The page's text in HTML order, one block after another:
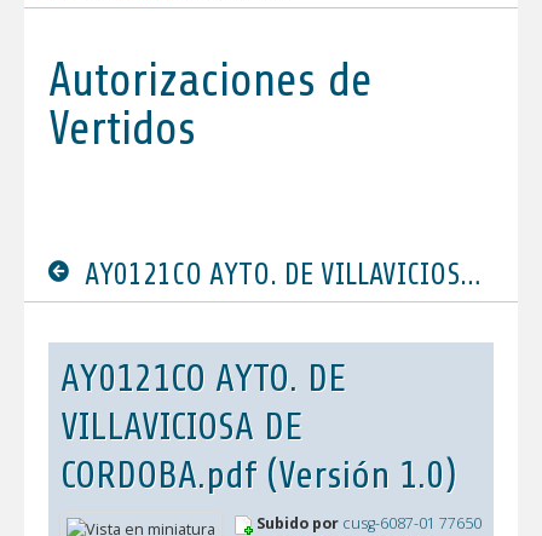
Autorizaciones de
Vertidos
AY0121CO AYTO. DE VILLAVICIOSA DE CORDOBA.pdf
AY0121CO AYTO. DE
VILLAVICIOSA DE
CORDOBA.pdf (Versión 1.0)
Subido por cusg-6087-01 77650